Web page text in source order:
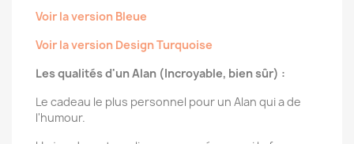
Voir la version Bleue
Voir la version Design Turquoise
Les qualités d'un Alan (Incroyable, bien sûr) :
Le cadeau le plus personnel pour un Alan qui a de
l'humour.